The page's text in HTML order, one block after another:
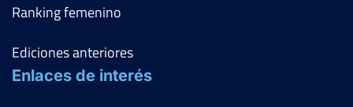
Ranking femenino
Ediciones anteriores
Enlaces de interés